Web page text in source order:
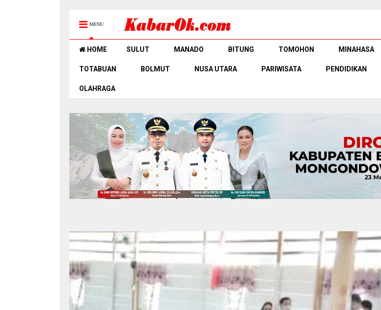
MENU
HOME SULUT MANADO BITUNG TOMOHON MINAHASA
TOTABUAN BOLMUT NUSA UTARA PARIWISATA PENDIDIKAN
OLAHRAGA